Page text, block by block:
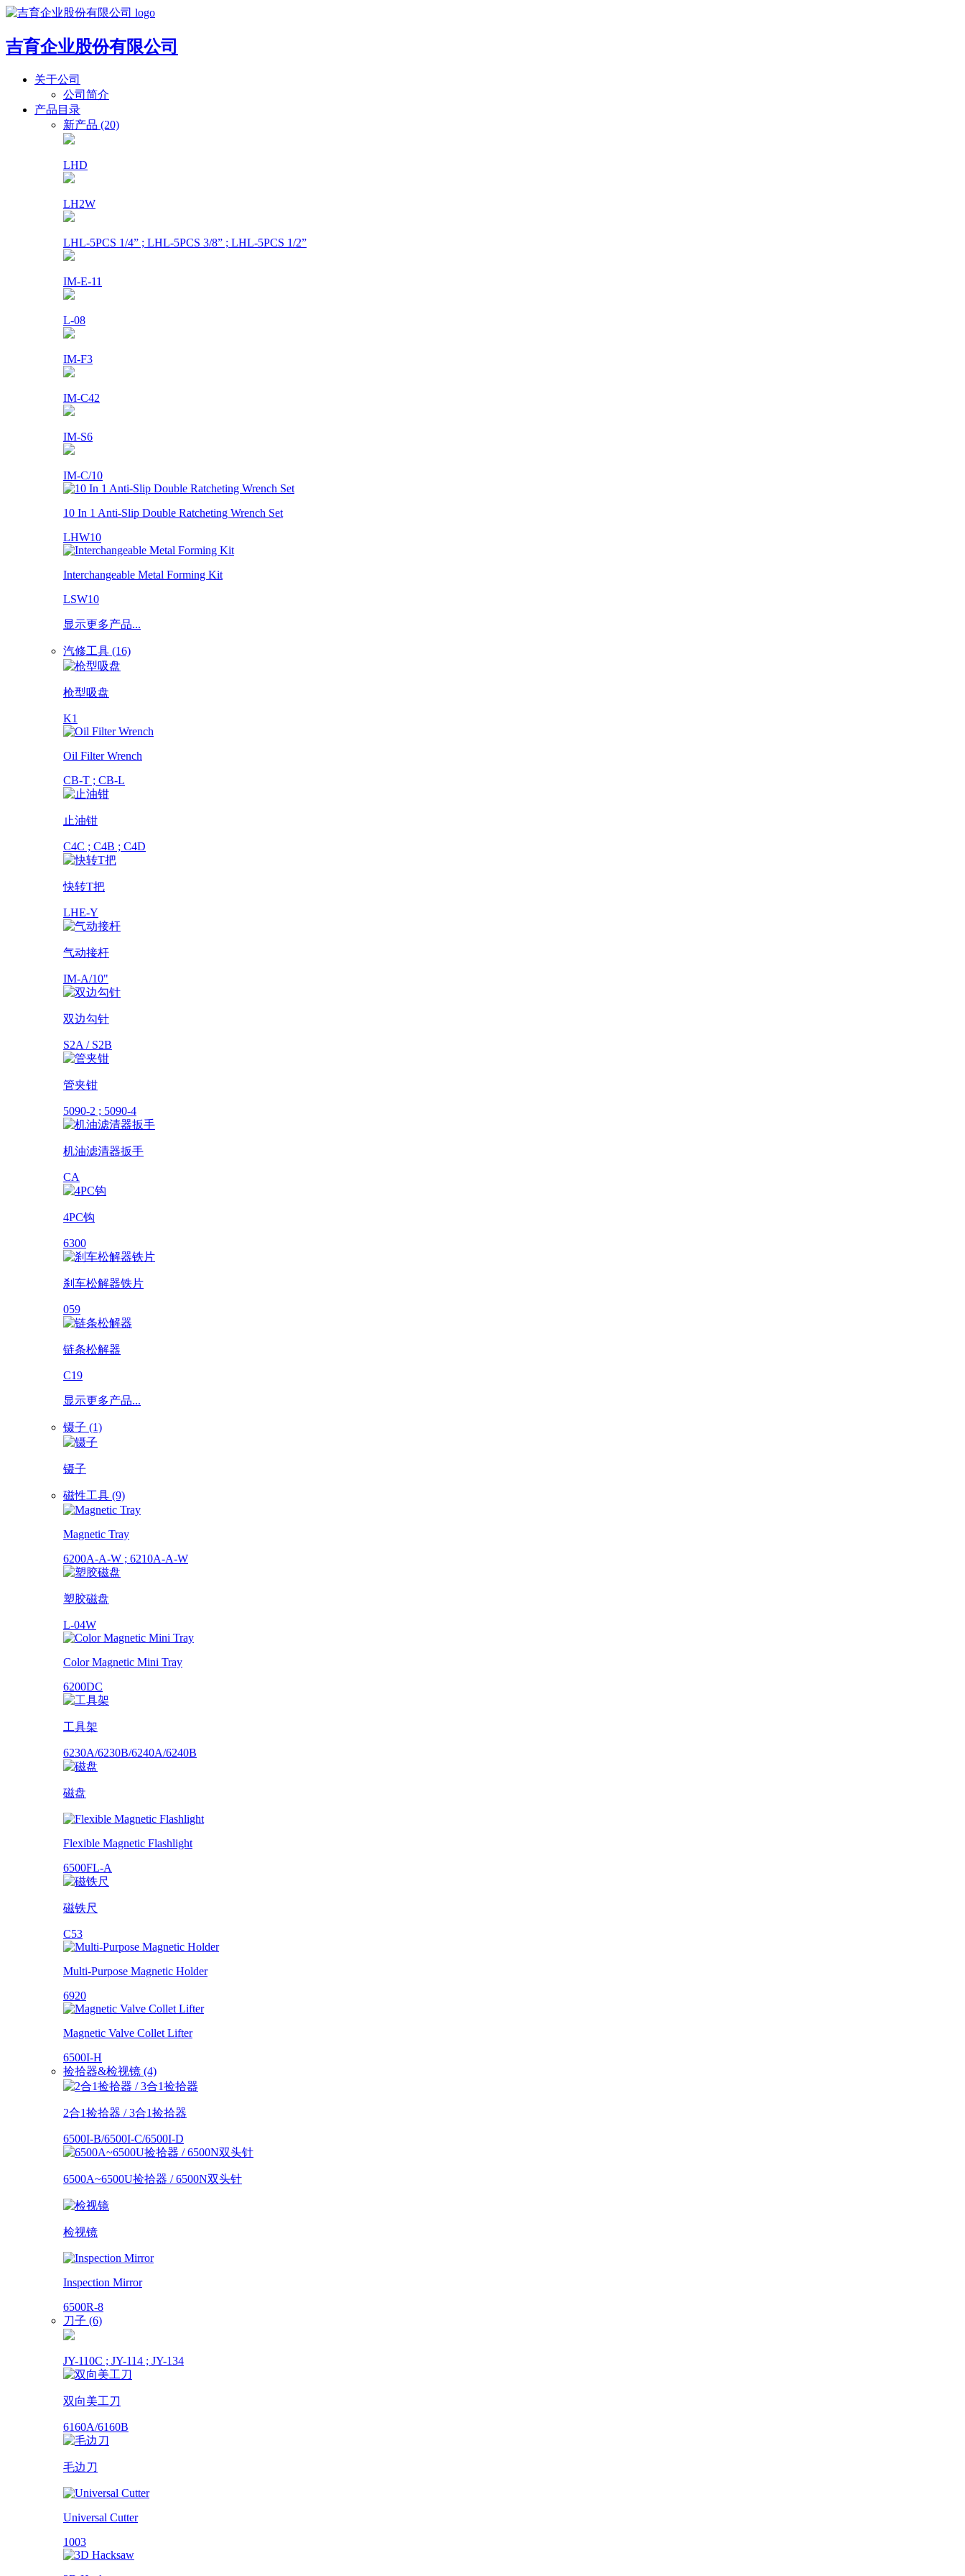
吉育企业股份有限公司
关于公司
公司简介
产品目录
新产品 (20)
LHD
LH2W
LHL-5PCS 1/4” ; LHL-5PCS 3/8” ; LHL-5PCS 1/2”
IM-E-11
L-08
IM-F3
IM-C42
IM-S6
IM-C/10
10 In 1 Anti-Slip Double Ratcheting Wrench Set
LHW10
Interchangeable Metal Forming Kit
LSW10
显示更多产品...
汽修工具 (16)
枪型吸盘
K1
Oil Filter Wrench
CB-T ; CB-L
止油钳
C4C ; C4B ; C4D
快转T把
LHE-Y
气动接杆
IM-A/10"
双边勾针
S2A / S2B
管夹钳
5090-2 ; 5090-4
机油滤清器扳手
CA
4PC钩
6300
刹车松解器铁片
059
链条松解器
C19
显示更多产品...
镊子 (1)
镊子
磁性工具 (9)
Magnetic Tray
6200A-A-W ; 6210A-A-W
塑胶磁盘
L-04W
Color Magnetic Mini Tray
6200DC
工具架
6230A/6230B/6240A/6240B
磁盘
Flexible Magnetic Flashlight
6500FL-A
磁铁尺
C53
Multi-Purpose Magnetic Holder
6920
Magnetic Valve Collet Lifter
6500I-H
捡拾器&检视镜 (4)
2合1捡拾器 / 3合1捡拾器
6500I-B/6500I-C/6500I-D
6500A~6500U捡拾器 / 6500N双头针
检视镜
Inspection Mirror
6500R-8
刀子 (6)
JY-110C ; JY-114 ; JY-134
双向美工刀
6160A/6160B
毛边刀
Universal Cutter
1003